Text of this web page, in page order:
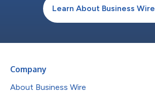
Learn About Business Wire
Company
About Business Wire